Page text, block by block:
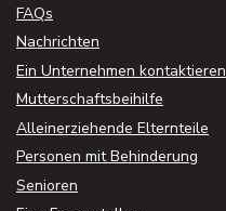
FAQs
Nachrichten
Ein Unternehmen kontaktieren
Mutterschaftsbeihilfe
Alleinerziehende Elternteile
Personen mit Behinderung
Senioren